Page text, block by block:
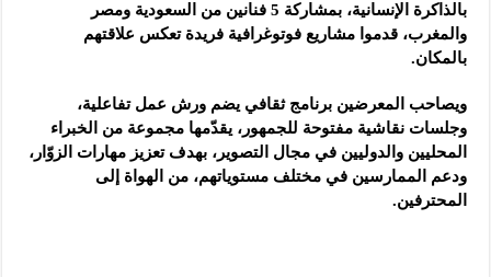
بالذاكرة الإنسانية، بمشاركة 5 فنانين من السعودية ومصر
والمغرب، قدموا مشاريع فوتوغرافية فريدة تعكس علاقتهم
بالمكان.
ويصاحب المعرضين برنامج ثقافي يضم ورش عمل تفاعلية،
وجلسات نقاشية مفتوحة للجمهور، يقدّمها مجموعة من الخبراء
المحليين والدوليين في مجال التصوير، بهدف تعزيز مهارات الزوّار،
ودعم الممارسين في مختلف مستوياتهم، من الهواة إلى
المحترفين.